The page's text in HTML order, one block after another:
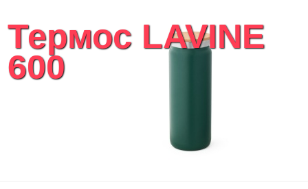
Термос LAVINE
600